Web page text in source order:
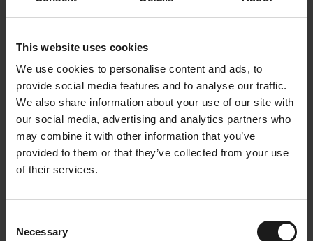
This website uses cookies
We use cookies to personalise content and ads, to
provide social media features and to analyse our traffic.
We also share information about your use of our site with
our social media, advertising and analytics partners who
may combine it with other information that you’ve
provided to them or that they’ve collected from your use
of their services.
Selection
Necessary
Hydratatie wordt zo niet alleen een functionele
kantoorbeleving.
Hoe bedrijven hydratatie
succesvol integreren op de
werkvloer
Een watertap installeren is één stap. Zorgen dat
medewerkers hem effectief gebruiken is minstens
meestal op een paar belangrijke factoren.